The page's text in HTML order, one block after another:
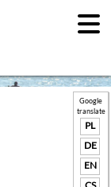
Google
translate
PL
DE
EN